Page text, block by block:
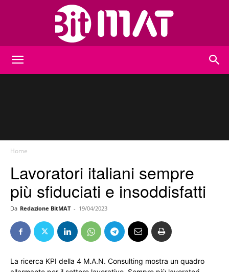
Home
Lavoratori italiani sempre
più sfiduciati e insoddisfatti
Da Redazione BitMAT - 19/04/2023
La ricerca KPI della 4 M.A.N. Consulting mostra un quadro